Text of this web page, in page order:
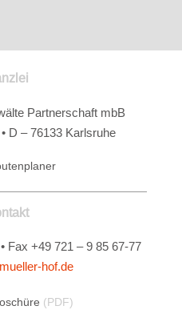
Partnerschaft mbB
D – 76133 Karlsruhe
Fax +49 721 – 9 85 67-77
hof.de
(PDF)